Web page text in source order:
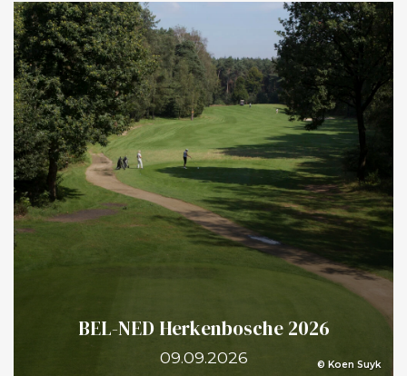
© Koen Suyk
BEL-NED Herkenbosche 2026
09.09.2026